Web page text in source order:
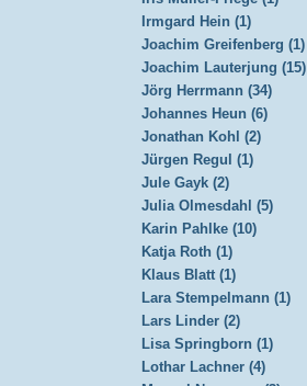
Irmgard Hein (1)
Joachim Greifenberg (1)
Joachim Lauterjung (15)
Jörg Herrmann (34)
Johannes Heun (6)
Jonathan Kohl (2)
Jürgen Regul (1)
Jule Gayk (2)
Julia Olmesdahl (5)
Karin Pahlke (10)
Katja Roth (1)
Klaus Blatt (1)
Lara Stempelmann (1)
Lars Linder (2)
Lisa Springborn (1)
Lothar Lachner (4)